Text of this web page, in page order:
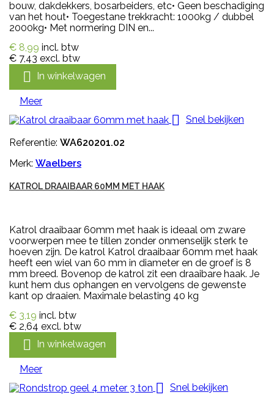
bouw, dakdekkers, bosarbeiders, etc• Geen beschadiging
van het hout• Toegestane trekkracht: 1000kg / dubbel
2000kg• Met normering DIN en...
€ 8,99 incl. btw
€ 7,43 excl. btw
 In winkelwagen
Meer
 Snel bekijken
Referentie: WA620201.02
Merk: Waelbers
KATROL DRAAIBAAR 60MM MET HAAK
Katrol draaibaar 60mm met haak is ideaal om zware
voorwerpen mee te tillen zonder onmenselijk sterk te
hoeven zijn. De katrol Katrol draaibaar 60mm met haak
heeft een wiel van 60 mm in diameter en de groef is 8
mm breed. Bovenop de katrol zit een draaibare haak. Je
kunt hem dus ophangen en vervolgens de gewenste
kant op draaien. Maximale belasting 40 kg
€ 3,19 incl. btw
€ 2,64 excl. btw
 In winkelwagen
Meer
 Snel bekijken